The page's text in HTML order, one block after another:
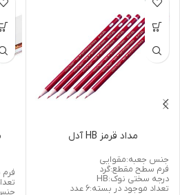
مداد قرمز HB آدل
جنس جعبه:مقوایی
فرم سطح مقطع:گرد
درجه سختی نوک:HB
تعداد موجود در بسته:6 عدد